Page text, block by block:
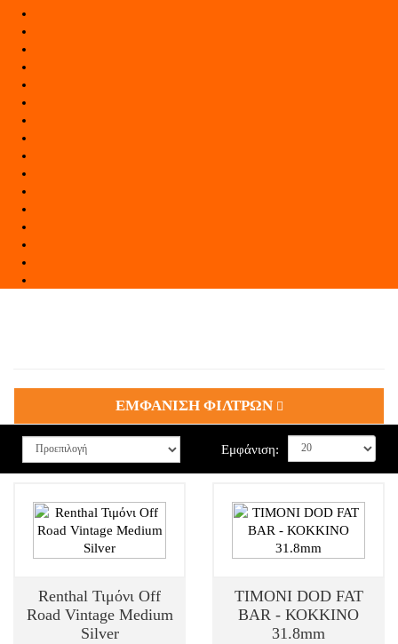
ΕΜΦΑΝΙΣΗ ΦΙΛΤΡΩΝ
Εμφάνιση:
Renthal Τιμόνι Off
Road Vintage Medium
Silver
TIMONI DOD FAT
BAR - ΚΟΚΚΙΝΟ
31.8mm